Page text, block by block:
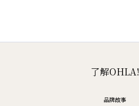
了解OHLA!
品牌故事